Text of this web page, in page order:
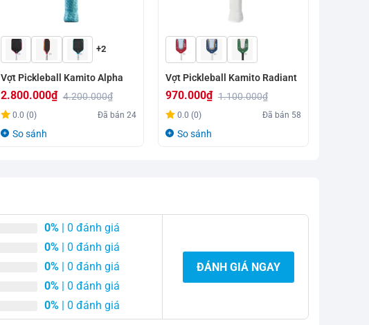
+2
Vợt Pickleball Kamito Alpha
4.200.000₫
Giá
gốc
2.800.000₫
Giá
hiện
0.0 (0) Đã bán24
So sánh
Vợt Pickleball Kamito Radiant
1.100.000₫
Giá
gốc
970.000₫
Giá
hiện
0.0 (0) Đã bán 58
So sánh
0% | 0 đánh giá
0% | 0 đánh giá
0% | 0 đánh giá
0% | 0 đánh giá
0% | 0 đánh giá
ĐÁNH GIÁ NGAY